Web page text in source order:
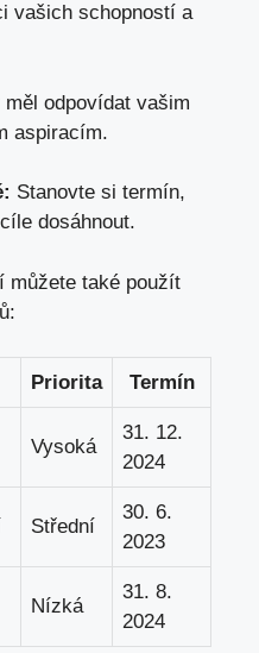
vašich schopností a
odpovídat vašim
aspiracím.
Stanovte si termín,
dosáhnout.
můžete také použít
Priorita Termín
Vysoká
31. 12.
2024
Střední
30. 6.
2023
Nízká
31. 8.
2024